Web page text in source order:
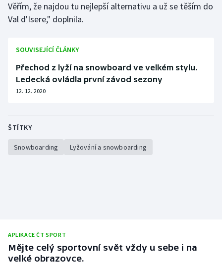
Věřím, že najdou tu nejlepší alternativu a už se těším do
Val d'Isere," doplnila.
SOUVISEJÍCÍ ČLÁNKY
Přechod z lyží na snowboard ve velkém stylu.
Ledecká ovládla první závod sezony
12. 12. 2020
ŠTÍTKY
Snowboarding Lyžování a snowboarding
APLIKACE ČT SPORT
Mějte celý sportovní svět vždy u sebe i na
velké obrazovce.